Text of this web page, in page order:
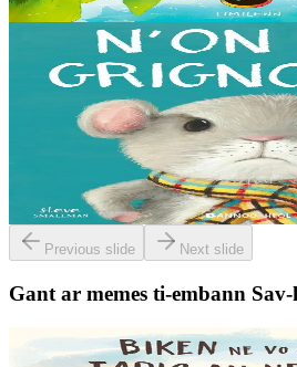
Er stok 14,00 €
3 bloaz hag ouzhpenn
Bannoù-heol
N'on ket grignous !
E penn ar c’hoad ez eus ul logodenn
Logodennig evit bezañ grignousañ ha
deiz en em gav gant ur broc’hig...
Er stok13,00 €
Previous slide Next slide
Gant ar memes ti-embann Sav-
6 vloaz hag ouzhpenn
Sav-heol